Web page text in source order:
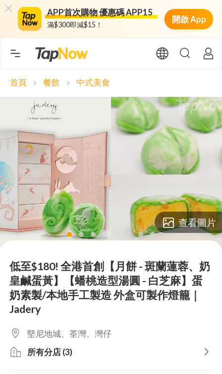
APP首次購物 優惠碼 APP15
滿$300即減$15！
開啟 App
首頁 chevron_right 餐飲 chevron_right 中式美食
lens lens lens lens lens
查看圖片
低至$180! 全港首創【月餅 - 斑蘭蓮蓉、奶
皇鹹蛋黃】【蟠桃造型湯圓 - 白芝麻】蛋
奶素製/本地手工製造 外盒可製作燈籠｜
Jadery
堅尼地城、荃灣、灣仔
所有分店 (3)